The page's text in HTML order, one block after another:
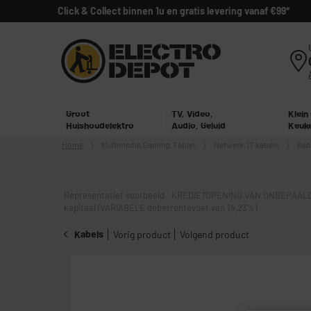
Click & Collect binnen 1u en gratis levering vanaf €99*
Groot
Huishoudelektro
TV, Video,
Audio, Geluid
Gaming, Tablet Netwerk, IT kabels
Representatief voorbeeld : KREDIETOPENING VAN
kapitaal (VARIABELE debetrentevoet van 14,23%)
Kabels Vorig product Volgend product